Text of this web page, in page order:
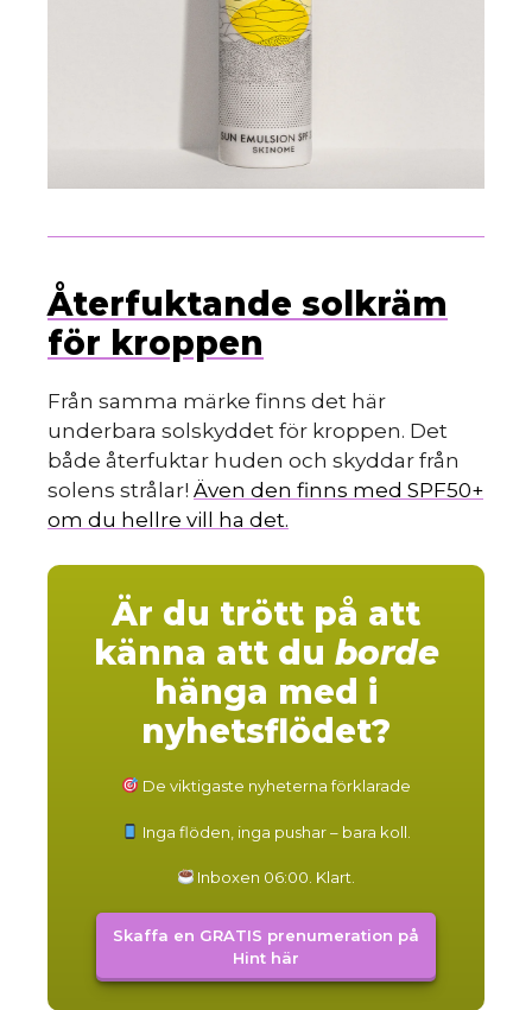
Återfuktande solkräm
för kroppen
Från samma märke finns det här
underbara solskyddet för kroppen. Det
både återfuktar huden och skyddar från
solens strålar! Även den finns med SPF50+
om du hellre vill ha det.
Är du trött på att
känna att du borde
hänga med i
nyhetsflödet?
De viktigaste nyheterna förklarade
Inga flöden, inga pushar – bara koll.
Inboxen 06:00. Klart.
Skaffa en GRATIS prenumeration på
Hint här